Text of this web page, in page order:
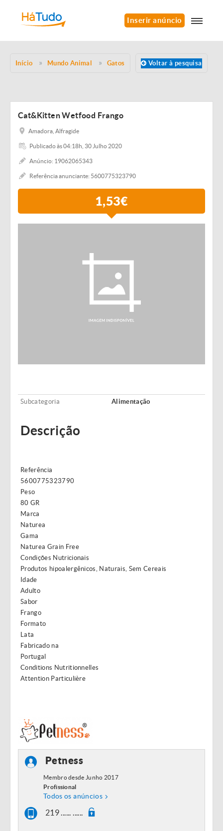
Inserir anúncio
Início Mundo Animal Gatos Voltar à pesquisa
Cat&Kitten Wetfood Frango
Amadora, Alfragide
Publicado às 04:18h, 30 Julho 2020
Anúncio: 19062065343
Referência anunciante: 5600775323790
1,53€
Subcategoria Alimentação
Descrição
Referência
5600775323790
Peso
80 GR
Marca
Naturea
Gama
Naturea Grain Free
Condições Nutricionais
Produtos hipoalergênicos, Naturais, Sem Cereais
Idade
Adulto
Sabor
Frango
Formato
Lata
Fabricado na
Portugal
Conditions Nutritionnelles
Attention Particulière
Petness
Membro desde Junho 2017
Profissional
Todos os anúncios
219 ...... ......